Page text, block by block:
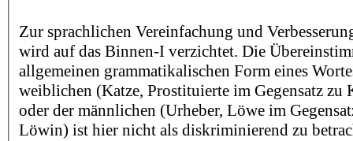
Zur sprachlichen Vereinfachung und
wird auf das Binnen-I verzichtet. Die
allgemeinen grammatikalischen Form eines
weiblichen (Katze, Prostituierte im Gegensatz zu
oder der männlichen (Urheber, Löwe im
Löwin) ist hier nicht als diskriminierend zu